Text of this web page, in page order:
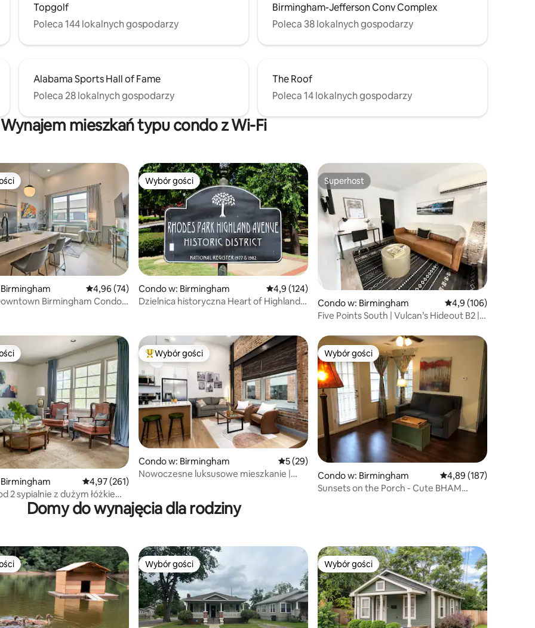
Topgolf
Poleca 144 lokalnych gospodarzy
Birmingham-Jefferson Conv Complex
Poleca 38 lokalnych gospodarzy
Alabama Sports Hall of Fame
Poleca 28 lokalnych gospodarzy
The Roof
Poleca 14 lokalnych gospodarzy
Wynajem mieszkań typu condo z Wi-Fi
liczba recenzji: 148
Średnia ocena: 4,96 na 5, liczba recenzji: 74
4,96 (74)
Birmingham Condo z
Wybór gości
Wybór gości
Condo w: Birmingham Średnia ocena: 4,9 na 5, liczba recenzji: 124
4,9 (124)
Dzielnica historyczna Heart of Highland
Superhost
Superhost
Condo w: Birmingham Średnia ocena: 4,9
4,9 (106)
Five Points South | Vulcan’s Hideout B2 |
liczba recenzji: 108
Średnia ocena: 4,97 na 5, liczba recenzji: 261
4,97 (261)
2 sypialnie z dużym łóżkiem:
restauracji
Najpopularniejsze z kategorii Wybór gości
Wybór gości
Condo w: Birmingham Średnia ocena: 5 na 5, liczba recenzji: 29
5 (29)
Nowoczesne luksusowe mieszkanie |
Wybór gości
Wybór gości
Condo w: Birmingham Średnia ocena: 4,89
4,89 (187)
Sunsets on the Porch - Cute BHAM
Domy do wynajęcia dla rodziny
Wybór gości
Wybór gości Wybór gości
Wybór gości